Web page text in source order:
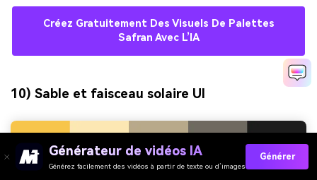
Créez Gratuitement Des Visuels De Palettes
Safran Avec L’IA
10) Sable et faisceau solaire UI
Générateur de vidéos IA
Générez facilement des vidéos à partir de texte ou d’images
Générer